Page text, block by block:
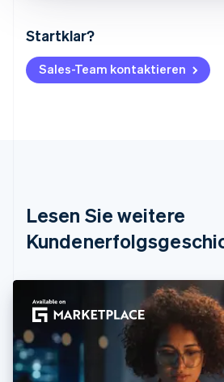
Startklar?
Sales-Team kontaktieren
Lesen Sie weitere
Australien
Belgien
NederlandsFrançaisDeutschEnglish
DeutschEnglish
English
简体中文English
EnglishSvenska
Français English
Gibraltar
English